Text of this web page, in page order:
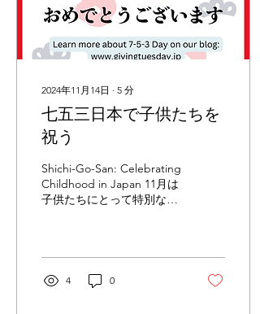
2024年11月14日 ∙ 5 分
七五三日本で子供たちを
祝う
Shichi-Go-San: Celebrating
Childhood in Japan 11月は
子供たちにとって特別な月
三の伝統を祝います。3
歳、5歳、7歳の子どもたち
が、日本の伝統的な衣装で
4 0